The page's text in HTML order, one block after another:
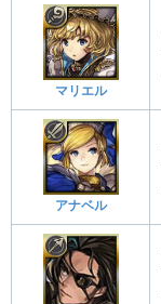
マリエル
アナベル